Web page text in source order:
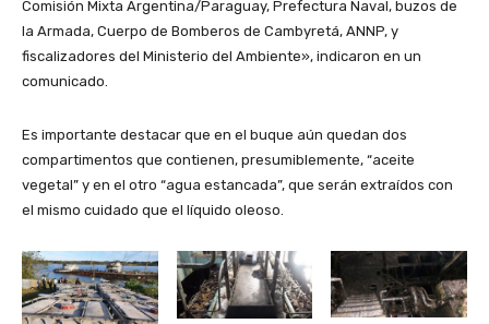
Comisión Mixta Argentina/Paraguay, Prefectura Naval, buzos de
la Armada, Cuerpo de Bomberos de Cambyretá, ANNP, y
fiscalizadores del Ministerio del Ambiente», indicaron en un
comunicado.
Es importante destacar que en el buque aún quedan dos
compartimentos que contienen, presumiblemente, “aceite
vegetal” y en el otro “agua estancada”, que serán extraídos con
el mismo cuidado que el líquido oleoso.